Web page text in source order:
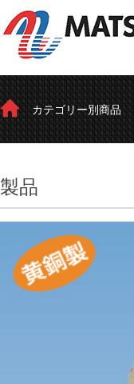
カテゴリー別商品
製品